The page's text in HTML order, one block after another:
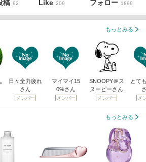
稿 92 Like 209 フォロー 1899
もっとみる
日々全力疲れ
さん
メンバー
マイマイ15
0%さん
メンバー
SNOOPY＠ス
ヌーピーさん
メンバー
とて
メ
もっとみる